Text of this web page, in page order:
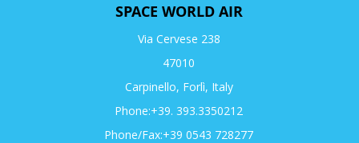
SPACE WORLD AIR
Via Cervese 238
47010
Carpinello, Forlì, Italy
Phone:+39. 393.3350212
Phone/Fax:+39 0543 728277